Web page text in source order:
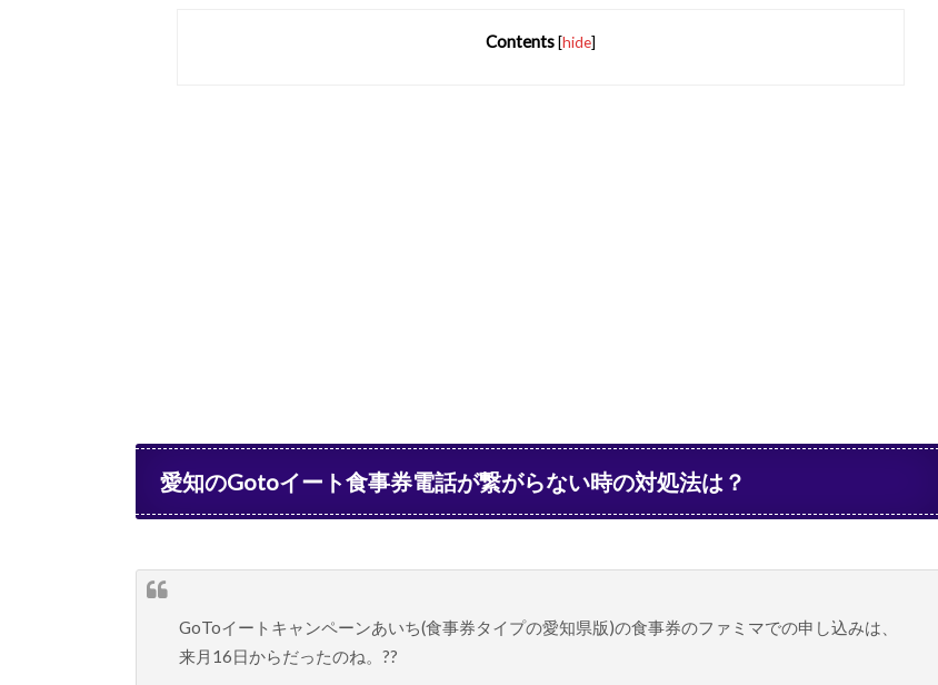
Contents [hide]
愛知のGotoイート食事券電話が繋がらない時の対処法は？
GoToイートキャンペーンあいち(食事券タイプの愛知県版)の食事券のファミマでの申し込みは、
来月16日からだったのね。??